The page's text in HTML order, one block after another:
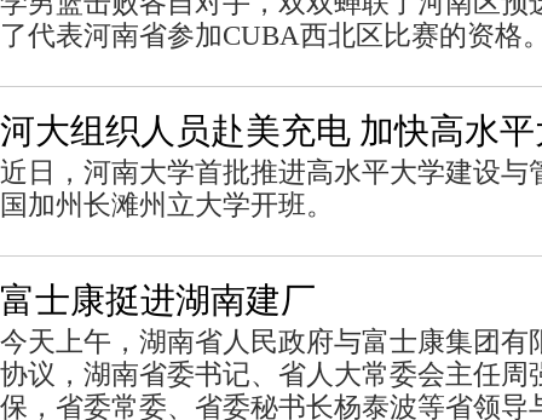
了代表河南省参加CUBA西北区比赛的资格
河大组织人员赴美充电 加快高水
近日，河南大学首批推进高水平大学建设与
国加州长滩州立大学开班。
富士康挺进湖南建厂
今天上午，湖南省人民政府与富士康集团有
协议，湖南省委书记、省人大常委会主任周
保，省委常委、省委秘书长杨泰波等省领导